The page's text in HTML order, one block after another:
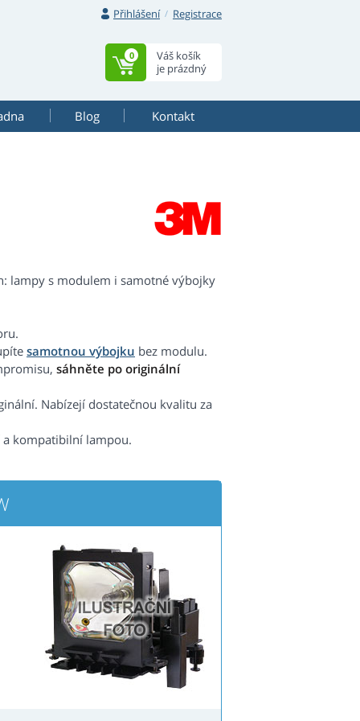
Přihlášení Registrace
Váš košík
je prázdný
0
Blog Kontakt
lampy s modulem i samotné výbojky
samotnou výbojku bez modulu.
sáhněte po originální
Nabízejí dostatečnou kvalitu za
kompatibilní lampou.